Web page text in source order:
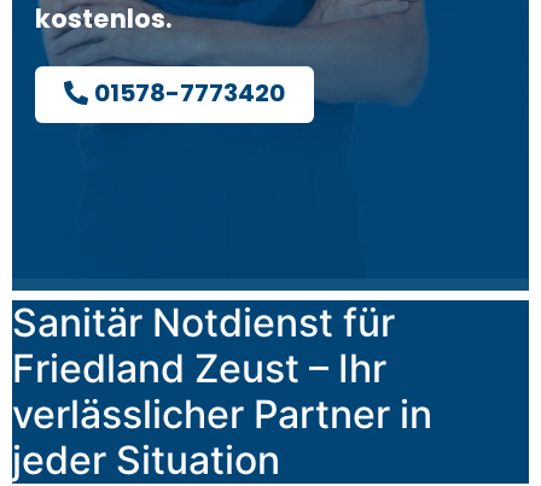
kostenlos.
01578-7773420
Sanitär Notdienst für
Friedland Zeust – Ihr
verlässlicher Partner in
jeder Situation